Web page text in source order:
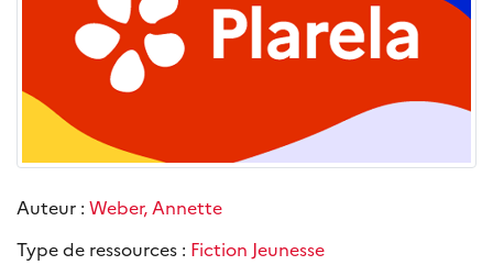
Auteur : Weber, Annette
Type de ressources : Fiction Jeunesse